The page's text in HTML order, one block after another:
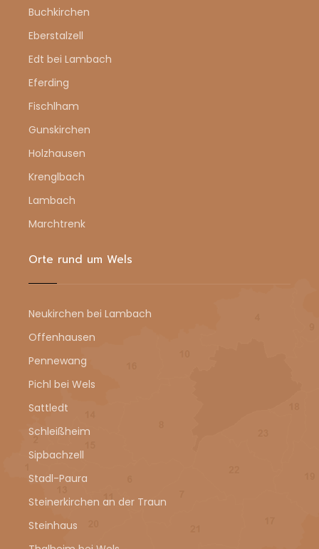
Buchkirchen
Eberstalzell
Edt bei Lambach
Eferding
Fischlham
Gunskirchen
Holzhausen
Krenglbach
Lambach
Marchtrenk
Orte rund um Wels
Neukirchen bei Lambach
Offenhausen
Pennewang
Pichl bei Wels
Sattledt
Schleißheim
Sipbachzell
Stadl-Paura
Steinerkirchen an der Traun
Steinhaus